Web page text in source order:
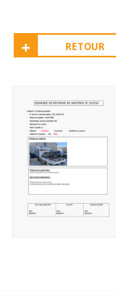
RETOUR